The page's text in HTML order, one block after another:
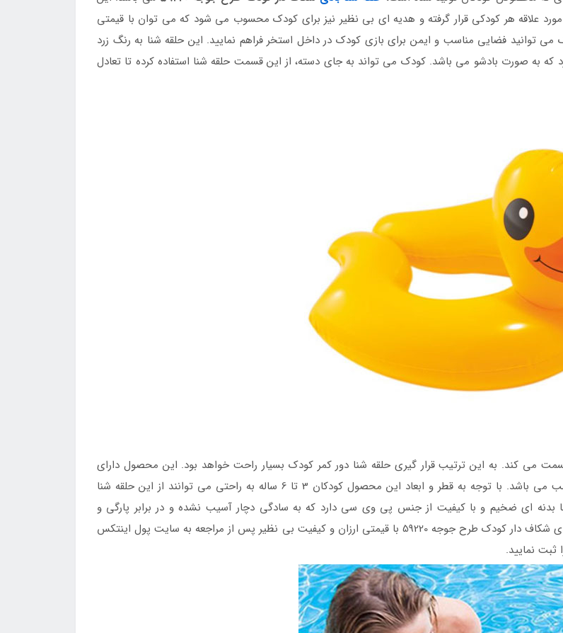
علاقه هر کودکی قرار گرفته و هدیه ای بی نظیر نیز برای کودک محسوب می شود که می توان با قیمتی
توانید فضایی مناسب و ایمن برای بازی کودک در داخل استخر فراهم نمایید. این حلقه شنا به رنگ زرد
به صورت بادشو می باشد. کودک می تواند به جای دسته، از این قسمت حلقه شنا استفاده کرده تا تعادل
می کند. به این ترتیب قرار گیری حلقه شنا دور کمر کودک بسیار راحت خواهد بود. این محصول دارای
رنگ زیبا و شادی است که هم برای دختران و هم برای پسران مناسب می باشد. با توجه به قطر و ابعاد این محصول کودکان 3 تا 6 ساله به راحتی می توانند از این حلقه شنا
بدنه ای ضخیم و با کیفیت از جنس پی وی سی دارد که به سادگی دچار آسیب نشده و در برابر پارگی و
پوسیدگی مقاوم است و تغییر رنگ نمی دهد. برای تهیه حلقه شنا بادی شکاف دار کودک طرح جوجه 59220 با قیمتی ارزان و کیفیت بی نظیر پس از مراجعه به سایت پول اینتکس
نمایید.